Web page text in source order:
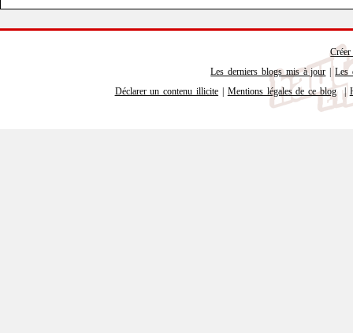
Les derniers blogs mis à jour |Les
Déclarer un contenu illicite
Mentions légales de ce blog |